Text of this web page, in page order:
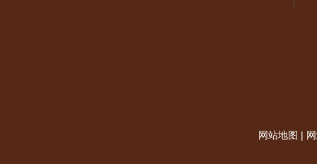
网站地图 |